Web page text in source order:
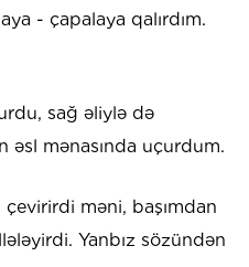
- çapalaya qalırdım.
sağ əliylə də
əsl mənasında uçurdum.
məni, başımdan
Yanbız sözündən